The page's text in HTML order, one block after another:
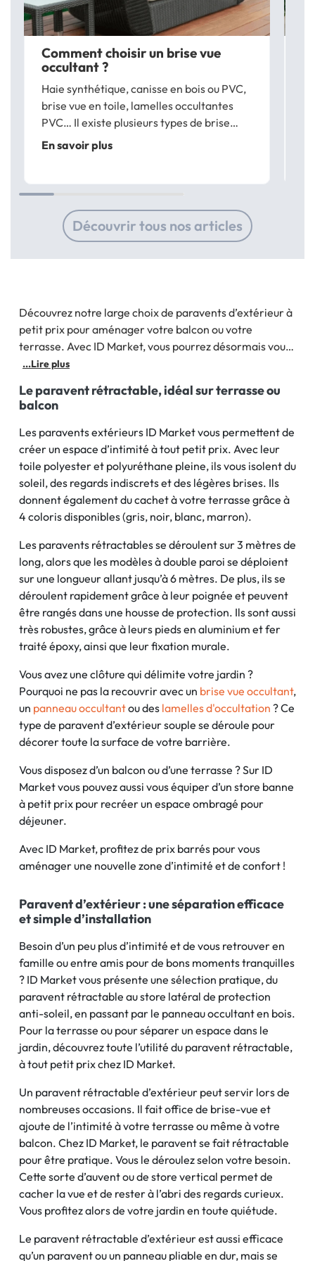
Comment choisir un brise vue
occultant ?
Haie synthétique, canisse en bois ou PVC,
brise vue en toile, lamelles occultantes
PVC… Il existe plusieurs types de brise
vues pour préserver votre terrasse, jardin
ou balcon des regards des curieux. Lors de
En savoir plus
Découvrir tous nos articles
Découvrez notre large choix de paravents d’extérieur à
petit prix pour aménager votre balcon ou votre
terrasse. Avec ID Market, vous pourrez désormais vous
isoler facilement du soleil et des regards, grâce à nos
chers vous permettent de créer une séparation efficace
en un clin
...Lire plus
Le paravent rétractable, idéal sur terrasse ou
balcon
Les paravents extérieurs ID Market vous permettent de
créer un espace d’intimité à tout petit prix. Avec leur
toile polyester et polyuréthane pleine, ils vous isolent du
soleil, des regards indiscrets et des légères brises. Ils
donnent également du cachet à votre terrasse grâce à
4 coloris disponibles (gris, noir, blanc, marron).
Les paravents rétractables se déroulent sur 3 mètres de
long, alors que les modèles à double paroi se déploient
sur une longueur allant jusqu’à 6 mètres. De plus, ils se
déroulent rapidement grâce à leur poignée et peuvent
être rangés dans une housse de protection. Ils sont aussi
très robustes, grâce à leurs pieds en aluminium et fer
traité époxy, ainsi que leur fixation murale.
Vous avez une clôture qui délimite votre jardin ?
Pourquoi ne pas la recouvrir avec un brise vue occultant,
un panneau occultantou des lamelles d'occultation ? Ce
type de paravent d’extérieur souple se déroule pour
décorer toute la surface de votre barrière.
Vous disposez d’un balcon ou d’une terrasse ? Sur ID
Market vous pouvez aussi vous équiper d’un store banne
à petit prix pour recréer un espace ombragé pour
déjeuner.
Avec ID Market, profitez de prix barrés pour vous
aménager une nouvelle zone d’intimité et de confort !
Paravent d’extérieur : une séparation efficace
et simple d’installation
Besoin d’un peu plus d’intimité et de vous retrouver en
famille ou entre amis pour de bons moments tranquilles
? ID Market vous présente une sélection pratique, du
paravent rétractable au store latéral de protection
anti-soleil, en passant par le panneau occultant en bois.
Pour la terrasse ou pour séparer un espace dans le
jardin, découvrez toute l’utilité du paravent rétractable,
à tout petit prix chez ID Market.
Un paravent rétractable d’extérieur peut servir lors de
nombreuses occasions. Il fait office de brise-vue et
ajoute de l’intimité à votre terrasse ou même à votre
balcon. Chez ID Market, le paravent se fait rétractable
pour être pratique. Vous le déroulez selon votre besoin.
Cette sorte d’auvent ou de store vertical permet de
cacher la vue et de rester à l’abri des regards curieux.
Vous profitez alors de votre jardin en toute quiétude.
Le paravent rétractable d’extérieur est aussi efficace
qu’un paravent ou un panneau pliable en dur, mais se